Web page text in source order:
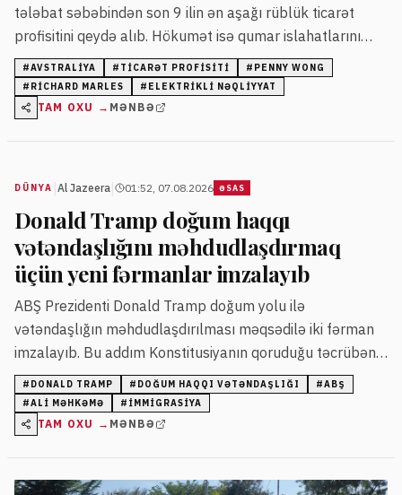
tələbat səbəbindən son 9 ilin ən aşağı rüblük ticarət
profisitini qeydə alıb. Hökumət isə qumar islahatlarını
parlamentdə qəbul etməyə davam edir.
#AVSTRALIYA # TICARƏT PROFISITI # PENNY WONG
# RICHARD MARLES # ELEKTRIKLI NƏQLIYYAT
TAM OXU → MƏNBƏ
DÜNYA Al Jazeera 01:52, 07.08.2026 ƏSAS
Donald Tramp doğum haqqı
vətəndaşlığını məhdudlaşdırmaq
üçün yeni fərmanlar imzalayıb
ABŞ Prezidenti Donald Tramp doğum yolu ilə
vətəndaşlığın məhdudlaşdırılması məqsədilə iki fərman
imzalayıb. Bu addım Konstitusiyanın qoruduğu təcrübənin
məhdudlaşdırılması yönündə əvvəlki cəhdlərin davamı
sayılır.
# DONALD TRAMP # DOĞUM HAQQI VƏTƏNDAŞLIĞI #ABŞ
#ALI MƏHKƏMƏ # IMMIGRASIYA
TAM OXU → MƏNBƏ